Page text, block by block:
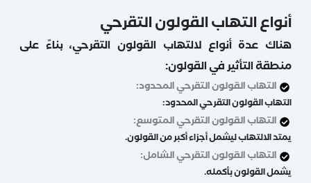
أنواع التهاب القولون التقرحي
هناك عدة أنواع لالتهاب القولون التقرحي، بناءً على
منطقة التأثير في القولون:
التهاب القولون التقرحي المحدود:
التهاب القولون التقرحي المحدود:
التهاب القولون التقرحي المتوسع:
يمتد الالتهاب ليشمل أجزاء أكبر من القولون.
التهاب القولون التقرحي الشامل:
يشمل القولون بأكمله.